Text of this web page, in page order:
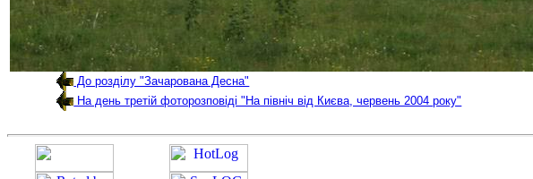
До розділу "Зачарована Десна"
На день третій фоторозповіді "На північ від Києва, червень 2004 року"